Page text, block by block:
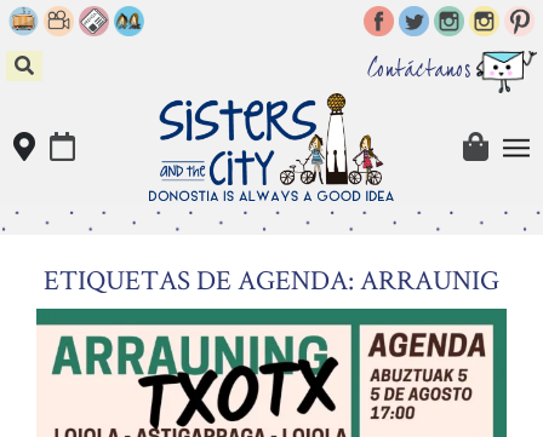
Skip
to
content
Contáctanos
ETIQUETAS DE AGENDA: ARRAUNIG